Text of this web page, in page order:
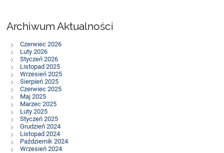
Archiwum Aktualności
Czerwiec 2026
Luty 2026
Styczeń 2026
Listopad 2025
Wrzesień 2025
Sierpień 2025
Czerwiec 2025
Maj 2025
Marzec 2025
Luty 2025
Styczeń 2025
Grudzień 2024
Listopad 2024
Październik 2024
Wrzesień 2024